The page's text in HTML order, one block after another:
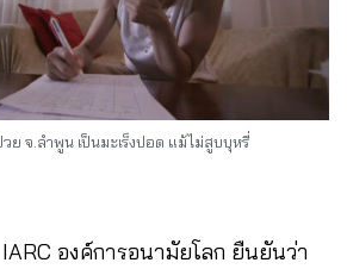
ย จ.ลำพูน เป็นมะเร็งปอด แม้ไม่สูบบุหรี่
องค์การอนามัยโลก ยืนยันว่า